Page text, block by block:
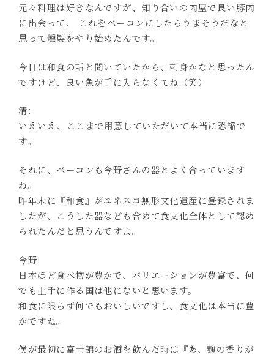
元々料理は好きなんですが、知り合いの肉屋で良い豚肉
に出会って、 これをベーコンにしたらうまそうだなと
思って燻製をやり始めたんです。
今日は和食の話と聞いていたから、刺身かなと思ったん
ですけど、良い魚が手に入らなくてね（笑）
清:
いえいえ、ここまで用意していただいて本当に恐縮で
す。
それに、ベーコンも今野さんの器とよく合っています
ね。
昨年末に『和食』がユネスコ無形文化遺産に登録されま
したが、こうした器なども含めて食文化全体として認め
られたんだと思うんですよ。
今野:
日本ほど食べ物が豊かで、バリエーションが豊富で、何
でも上手に作る国は他にないと思います。
和食に限らず何でもおいしいですし、食文化は本当に豊
かですね。
僕が最初に富士錦のお酒を飲んだ時は『あ、麹の香りが